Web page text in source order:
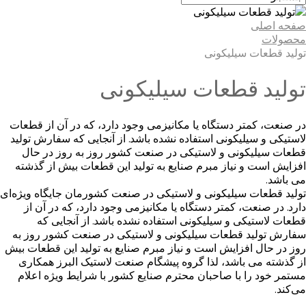
صفحه اصلی
محصولات
تولید قطعات سیلیکونی
تولید قطعات سیلیکونی
در صنعت، کمتر دستگاه یا مکانیزمی وجود دارد، که در آن از قطعات
لاستیکی و سیلیکونی استفاده نشده باشد. از آنجایی که سفارش تولید
قطعات سیلیکونی و لاستیکی در صنعت کشور روز به روز در حال
افزایش است و نیاز مبرم صنایع به تولید این قطعات بیش از گذشته
می باشد.
تولید قطعات سیلیکونی و لاستیکی در صنعت کشورمان جایگاه ویژه‌ای
دارد. در صنعت، کمتر دستگاه یا مکانیزمی وجود دارد، که در آن از
قطعات لاستیکی و سیلیکونی استفاده نشده باشد. از آنجایی که
سفارش تولید قطعات سیلیکونی و لاستیکی در صنعت کشور روز به
روز در حال افزایش است و نیاز مبرم صنایع به تولید این قطعات بیش
از گذشته می باشد، لذا گروه پیشگام صنعت لاستیک البرز همکاری
مستمر خود را با صاحبان محترم صنایع کشور با شرایط ویژه اعلام
می‌کند.